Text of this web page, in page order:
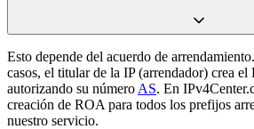
Esto depende del acuerdo de
casos, el titular de la IP (arrendador) crea
autorizando su número AS. En
creación de ROA para todos los prefijos
nuestro servicio.